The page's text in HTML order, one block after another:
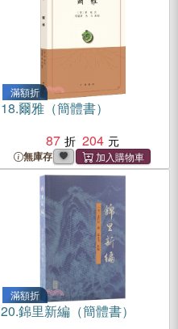
滿額折
18.爾雅（簡體書）
87
204
無庫存
滿額折
20.錦里新編（簡體書）